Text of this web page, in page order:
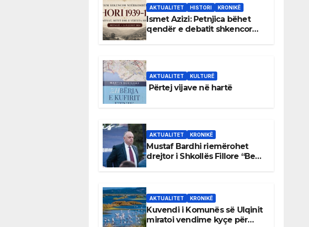
AKTUALITET HISTORI KRONIKË
Ismet Azizi: Petnjica bëhet
qendër e debatit shkencor
AKTUALITET KULTURË
Përtej vijave në hartë
AKTUALITET KRONIKË
Mustaf Bardhi riemërohet
drejtor i Shkollës Fillore “Bedri
AKTUALITET KRONIKË
Kuvendi i Komunës së Ulqinit
miratoi vendime kyçe për